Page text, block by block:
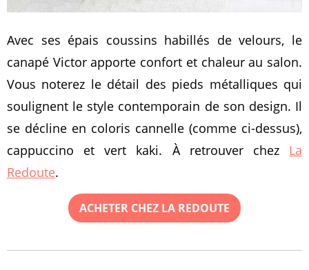
Avec ses épais coussins habillés de velours, le
canapé Victor apporte confort et chaleur au salon.
Vous noterez le détail des pieds métalliques qui
soulignent le style contemporain de son design. Il
se décline en coloris cannelle (comme ci-dessus),
cappuccino et vert kaki. À retrouver chez La
Redoute.
ACHETER CHEZ LA REDOUTE